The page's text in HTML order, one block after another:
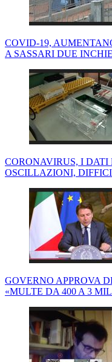
COVID-19,
A SASSARI DUE
CORONAVIRUS, I
OSCILLAZIONI,
GOVERNO APPROVA
«MULTE DA 400 A 3